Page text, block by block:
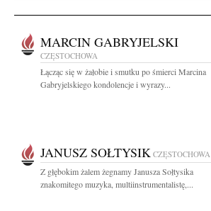
MARCIN GABRYJELSKI
CZĘSTOCHOWA
Łącząc się w żałobie i smutku po śmierci Marcina
Gabryjelskiego kondolencje i wyrazy...
JANUSZ SOŁTYSIK CZĘSTOCHOWA
Z głębokim żalem żegnamy Janusza Sołtysika
znakomitego muzyka, multiinstrumentalistę,...